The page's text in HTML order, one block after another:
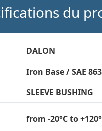
du
DALON
Iron Base / SAE 863
SLEEVE BUSHING
from -20°C to